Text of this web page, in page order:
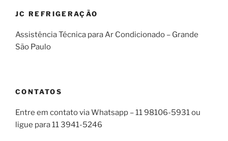
JC REFRIGERAÇÃO
Assistência Técnica para Ar Condicionado – Grande
São Paulo
CONTATOS
Entre em contato via Whatsapp – 11 98106-5931 ou
ligue para 11 3941-5246